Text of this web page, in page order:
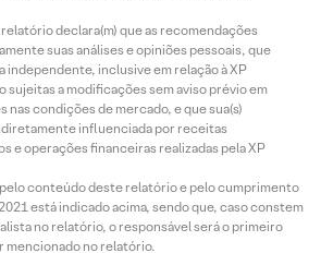
declara(m) que as recomendações
suas análises e opiniões pessoais, que
independente, inclusive em relação à XP
sujeitas a modificações sem aviso prévio em
condições de mercado, e que sua(s)
influenciada por receitas
e operações financeiras realizadas pela XP
conteúdo deste relatório e pelo cumprimento
está indicado acima, sendo que, caso constem
no relatório, o responsável será o primeiro
mencionado no relatório.